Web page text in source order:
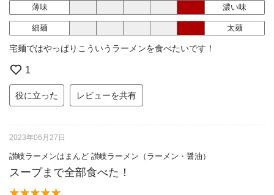
薄味 濃い味
細麺 太麺
宅麺ではやっぱりこういうラーメンを食べたいです！
1
役に立った レビューを共有
2023年06月27日
讃岐ラーメンはまんど 讃岐ラーメン（ラーメン・醤油）
スープまで全部食べた！